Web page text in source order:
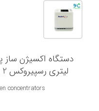
لیتری رسپیروکس 2 باتری
concentrators